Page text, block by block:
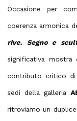
Occasione per
coerenza armonica
rive. Segno e
significativa mostra
contributo critico di
sedi della galleria
ritroviamo un